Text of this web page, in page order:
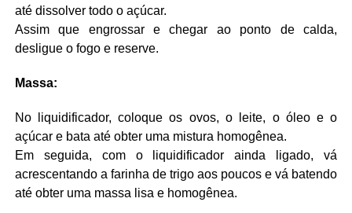
até dissolver todo o açúcar.
Assim que engrossar e chegar ao ponto de calda,
desligue o fogo e reserve.
Massa:
No liquidificador, coloque os ovos, o leite, o óleo e o
açúcar e bata até obter uma mistura homogênea.
Em seguida, com o liquidificador ainda ligado, vá
acrescentando a farinha de trigo aos poucos e vá batendo
até obter uma massa lisa e homogênea.